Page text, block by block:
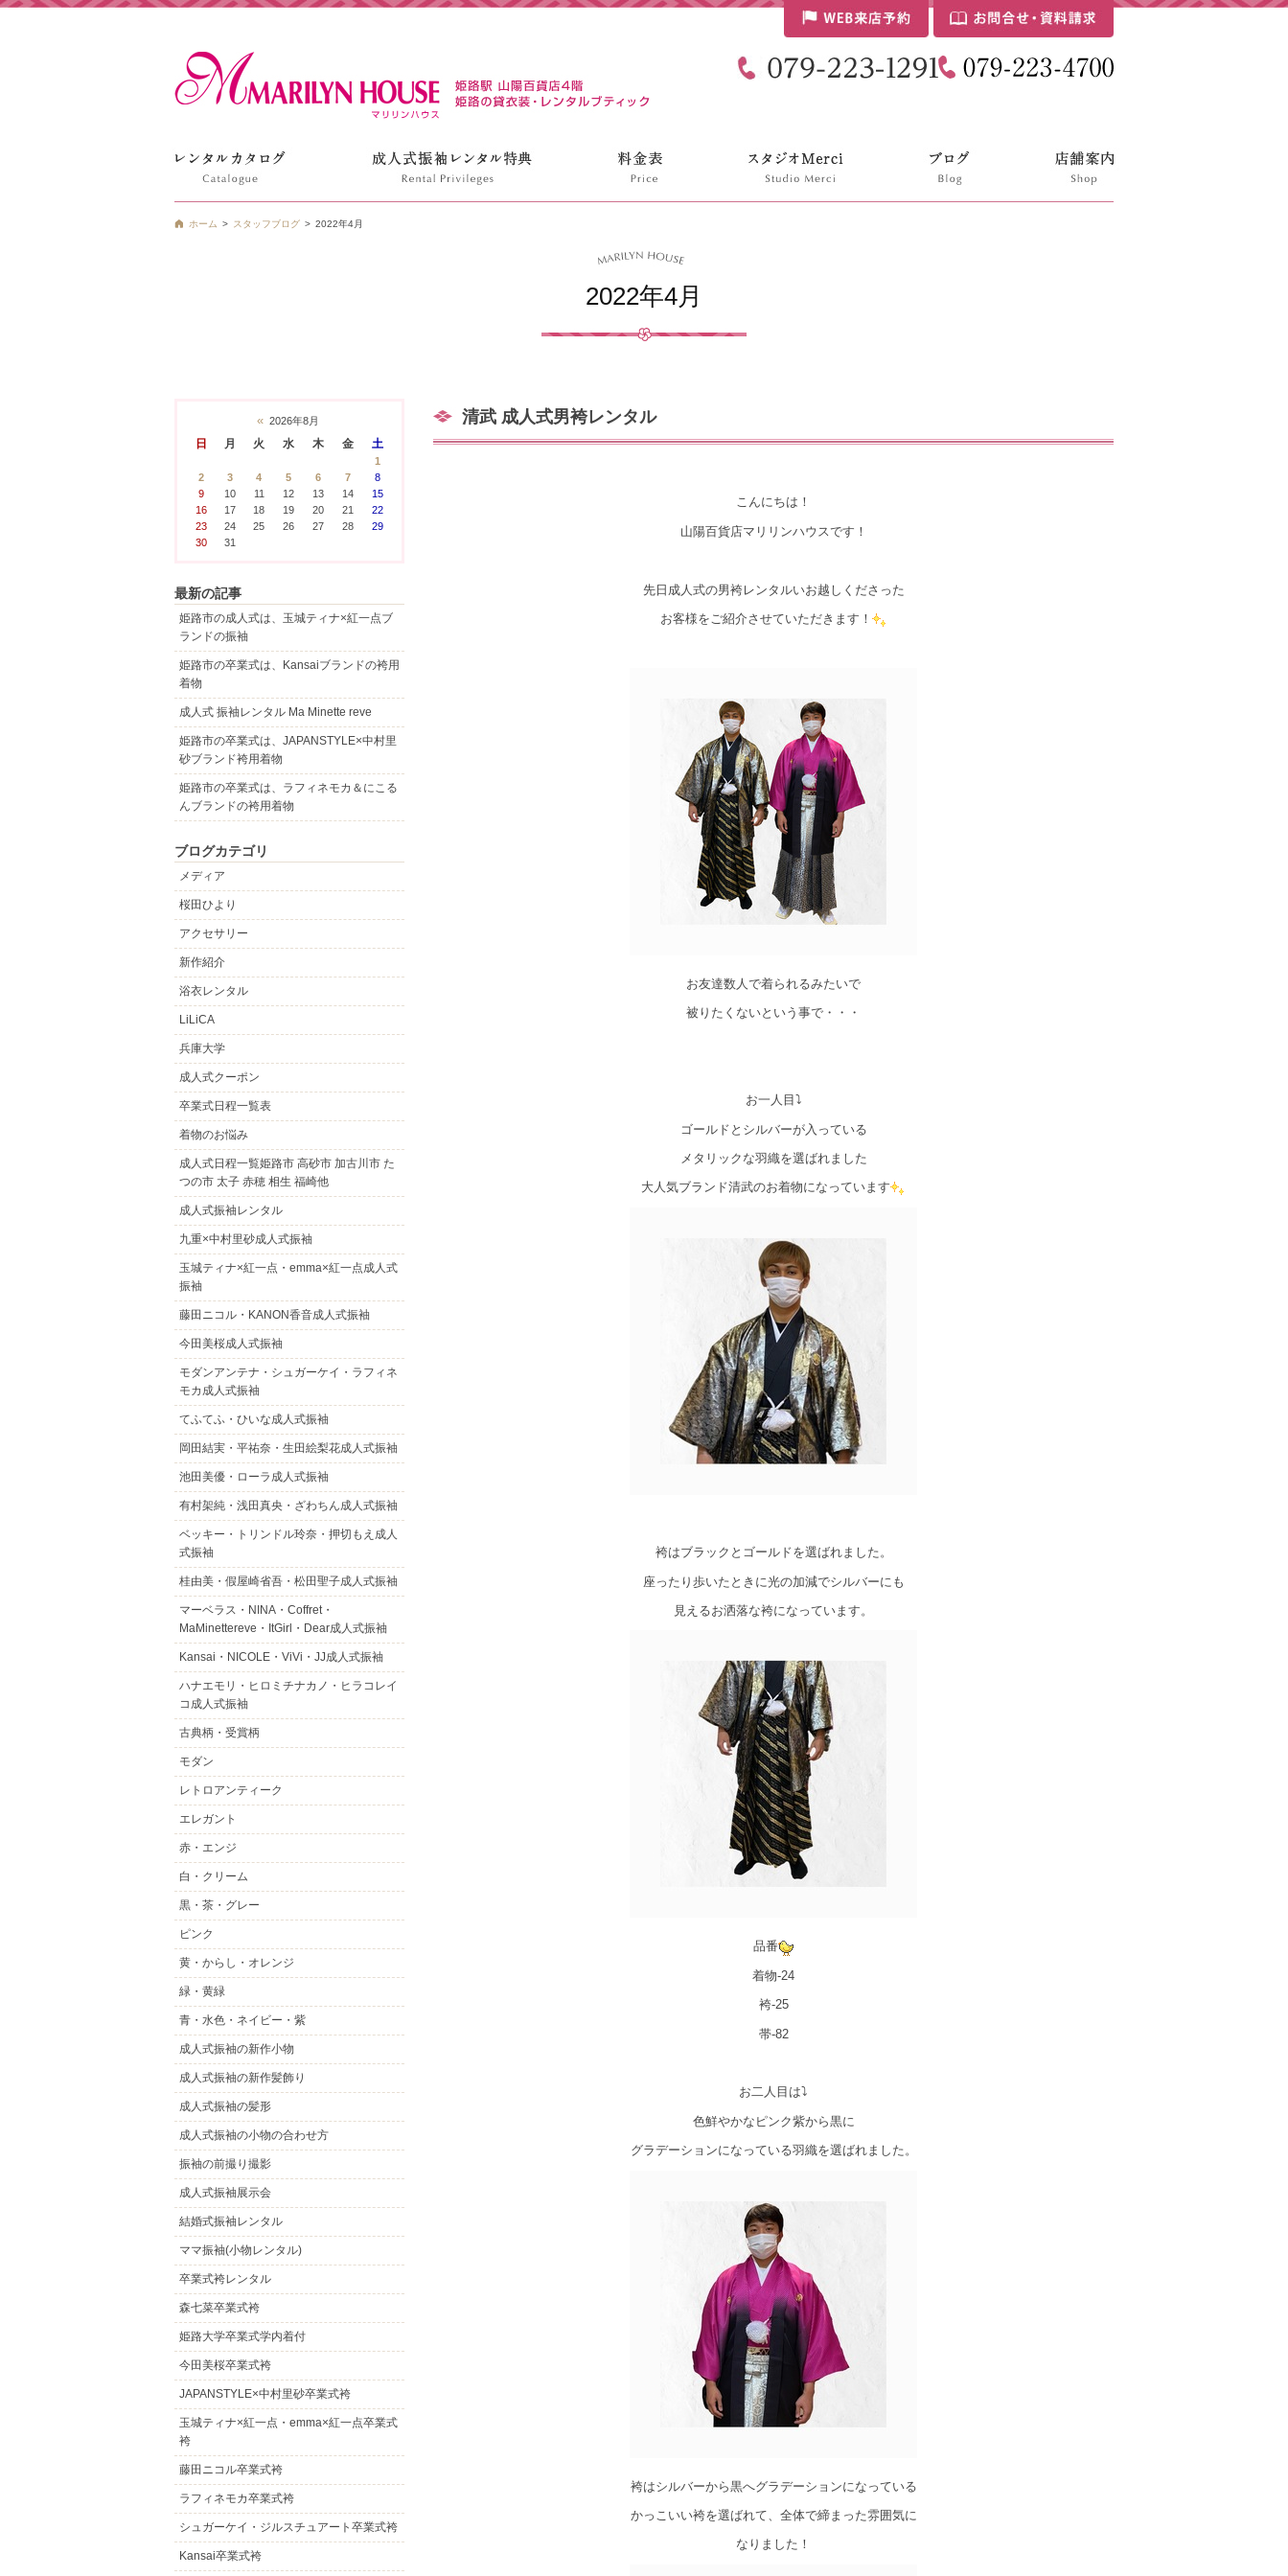
ホーム スタッフブログ 2022年4月
2022年4月
清武 成人式男袴レンタル
こんにちは！
山陽百貨店マリリンハウスです！
先日成人式の男袴レンタルいお越しくださった
お客様をご紹介させていただきます！
お友達数人で着られるみたいで
被りたくないという事で・・・
お一人目⤵
ゴールドとシルバーが入っている
メタリックな羽織を選ばれました
大人気ブランド清武のお着物になっています
袴はブラックとゴールドを選ばれました。
座ったり歩いたときに光の加減でシルバーにも
見えるお洒落な袴になっています。
品番
着物-24
袴-25
帯-82
お二人目は⤵
色鮮やかなピンク紫から黒に
グラデーションになっている羽織を選ばれました。
袴はシルバーから黒へグラデーションになっている
かっこいい袴を選ばれて、全体で締まった雰囲気に
なりました！
« 2026年8月
日 月 火 水 木 金 土
1
2
3 4 5 6 7
8
9
10 11 12 13 14
15
16
17 18 19 20 21
22
23
24 25 26 27 28
29
30
31
最新の記事
姫路市の成人式は、玉城ティナ×紅一点ブ
ランドの振袖
姫路市の卒業式は、Kansaiブランドの袴用
着物
成人式 振袖レンタル Ma Minette reve
姫路市の卒業式は、JAPANSTYLE×中村里
砂ブランド袴用着物
姫路市の卒業式は、ラフィネモカ＆にこる
んブランドの袴用着物
ブログカテゴリ
メディア
桜田ひより
アクセサリー
新作紹介
浴衣レンタル
LiLiCA
兵庫大学
成人式クーポン
卒業式日程一覧表
着物のお悩み
成人式日程一覧姫路市 高砂市 加古川市 た
つの市 太子 赤穂 相生 福崎他
成人式振袖レンタル
九重×中村里砂成人式振袖
玉城ティナ×紅一点・emma×紅一点成人式
振袖
藤田ニコル・KANON香音成人式振袖
今田美桜成人式振袖
モダンアンテナ・シュガーケイ・ラフィネ
モカ成人式振袖
てふてふ・ひいな成人式振袖
岡田結実・平祐奈・生田絵梨花成人式振袖
池田美優・ローラ成人式振袖
有村架純・浅田真央・ざわちん成人式振袖
ベッキー・トリンドル玲奈・押切もえ成人
式振袖
桂由美・假屋崎省吾・松田聖子成人式振袖
マーベラス・NINA・Coffret・
MaMinettereve・ItGirl・Dear成人式振袖
Kansai・NICOLE・ViVi・JJ成人式振袖
ハナエモリ・ヒロミチナカノ・ヒラコレイ
コ成人式振袖
古典柄・受賞柄
モダン
レトロアンティーク
エレガント
赤・エンジ
白・クリーム
黒・茶・グレー
ピンク
黄・からし・オレンジ
緑・黄緑
青・水色・ネイビー・紫
成人式振袖の新作小物
成人式振袖の新作髪飾り
成人式振袖の髪形
成人式振袖の小物の合わせ方
振袖の前撮り撮影
成人式振袖展示会
結婚式振袖レンタル
ママ振袖(小物レンタル)
卒業式袴レンタル
森七菜卒業式袴
姫路大学卒業式学内着付
今田美桜卒業式袴
JAPANSTYLE×中村里砂卒業式袴
玉城ティナ×紅一点・emma×紅一点卒業式
袴
藤田ニコル卒業式袴
ラフィネモカ卒業式袴
シュガーケイ・ジルスチュアート卒業式袴
Kansai卒業式袴